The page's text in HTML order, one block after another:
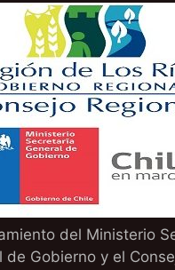
del Ministerio
de Gobierno y el